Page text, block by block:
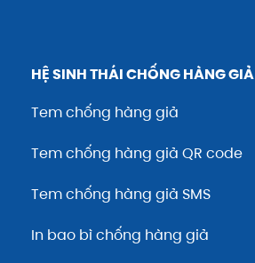
HỆ SINH THÁI CHỐNG HÀNG GIẢ
Tem chống hàng giả
Tem chống hàng giả QR code
Tem chống hàng giả SMS
In bao bì chống hàng giả